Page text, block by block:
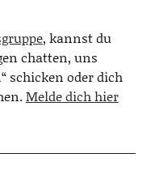
, kannst du
chatten, uns
schicken oder dich
Melde dich hier